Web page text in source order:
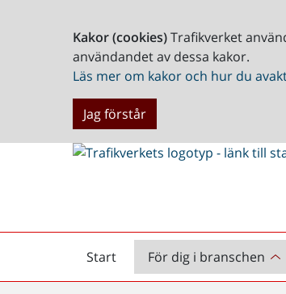
Kakor (cookies)Trafikverket
användandet av dessa kakor.
Läs mer om kakor och hur du
Jag förstår
Start
Startsida För dig i branschen